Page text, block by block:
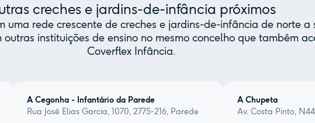
creches e jardins-de-infância próximos
uma rede crescente de creches e jardins-de-infância de norte a
outras instituições de ensino no mesmo concelho que também
Coverflex Infância.
A Cegonha - Infantário da Parede
Rua José Elias Garcia, 1070, 2775-216, Parede
A Chupeta
Av. Costa Pinto,